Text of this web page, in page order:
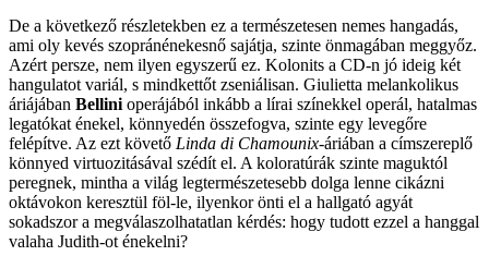
De a következő részletekben ez a természetesen nemes hangadás,
ami oly kevés szopránénekesnő sajátja, szinte önmagában meggyőz.
Azért persze, nem ilyen egyszerű ez. Kolonits a CD-n jó ideig két
hangulatot variál, s mindkettőt zseniálisan. Giulietta melankolikus
áriájában Bellinioperájából inkább a lírai színekkel operál, hatalmas
legatókat énekel, könnyedén összefogva, szinte egy levegőre
felépítve. Az ezt követő Linda di Chamounix-áriában a címszereplő
könnyed virtuozitásával szédít el. A koloratúrák szinte maguktól
peregnek, mintha a világ legtermészetesebb dolga lenne cikázni
oktávokon keresztül föl-le, ilyenkor önti el a hallgató agyát
sokadszor a megválaszolhatatlan kérdés: hogy tudott ezzel a hanggal
valaha Judith-ot énekelni?